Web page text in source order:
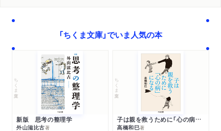
「ちくま文庫」でいま人気の本
ちくま文庫
新版 思考の整理学
外山滋比古著
ちくま文庫
子は親を救うために「心の病」になる
高橋和巳著